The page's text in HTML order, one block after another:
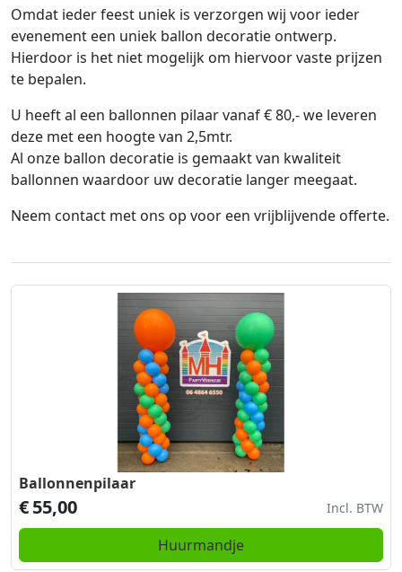
Omdat ieder feest uniek is verzorgen wij voor ieder
evenement een uniek ballon decoratie ontwerp.
Hierdoor is het niet mogelijk om hiervoor vaste prijzen
te bepalen.
U heeft al een ballonnen pilaar vanaf € 80,- we leveren
deze met een hoogte van 2,5mtr.
Al onze ballon decoratie is gemaakt van kwaliteit
ballonnen waardoor uw decoratie langer meegaat.
Neem contact met ons op voor een vrijblijvende offerte.
Ballonnenpilaar
€55,00 Incl. BTW
Huurmandje